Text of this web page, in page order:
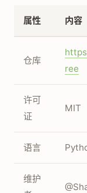
属性 内容
仓库
ree
许可
证
MIT
语言
维护